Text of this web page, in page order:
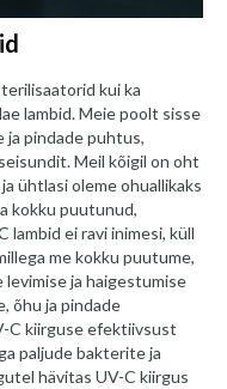
kui ka
lambid. Meie poolt sisse
ja pindade puhtus,
Meil kõigil on oht
ühtlasi oleme ohuallikaks
kokku puutunud,
lambid ei ravi inimesi, küll
me kokku puutume,
ja haigestumise
õhu ja pindade
C kiirguse efektiivsust
paljude bakterite ja
hävitas UV-C kiirgus